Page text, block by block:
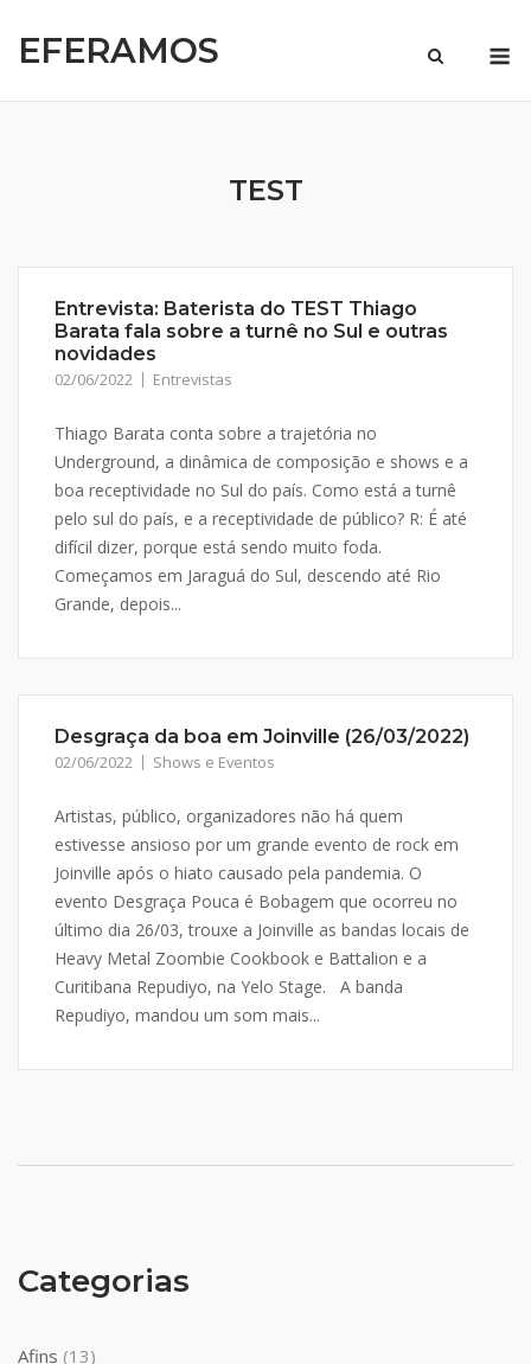
EFERAMOS
TEST
Entrevista: Baterista do TEST Thiago
Barata fala sobre a turnê no Sul e outras
novidades
02/06/2022 Entrevistas
Thiago Barata conta sobre a trajetória no
Underground, a dinâmica de composição e shows e a
boa receptividade no Sul do país. Como está a turnê
pelo sul do país, e a receptividade de público? R: É até
difícil dizer, porque está sendo muito foda.
Começamos em Jaraguá do Sul, descendo até Rio
Grande, depois...
Desgraça da boa em Joinville (26/03/2022)
02/06/2022 Shows e Eventos
Artistas, público, organizadores não há quem
estivesse ansioso por um grande evento de rock em
Joinville após o hiato causado pela pandemia. O
evento Desgraça Pouca é Bobagem que ocorreu no
último dia 26/03, trouxe a Joinville as bandas locais de
Heavy Metal Zoombie Cookbook e Battalion e a
Curitibana Repudiyo, na Yelo Stage. A banda
Repudiyo, mandou um som mais...
Categorias
Afins (13)